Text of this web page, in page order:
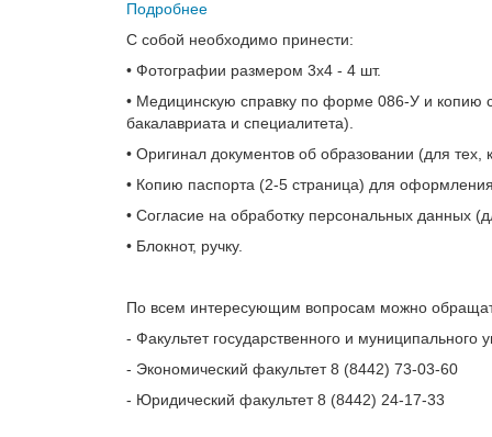
Подробнее
С собой необходимо принести:
• Фотографии размером 3х4 - 4 шт.
• Медицинскую справку по форме 086-У и копию
бакалавриата и специалитета).
• Оригинал документов об образовании (для
• Копию паспорта (2-5 страница) для
• Согласие на обработку персональных данных
• Блокнот, ручку.
По всем интересующим вопросам можно
- Факультет государственного и
- Экономический факультет 8 (8442) 73-03-60
- Юридический факультет 8 (8442) 24-17-33